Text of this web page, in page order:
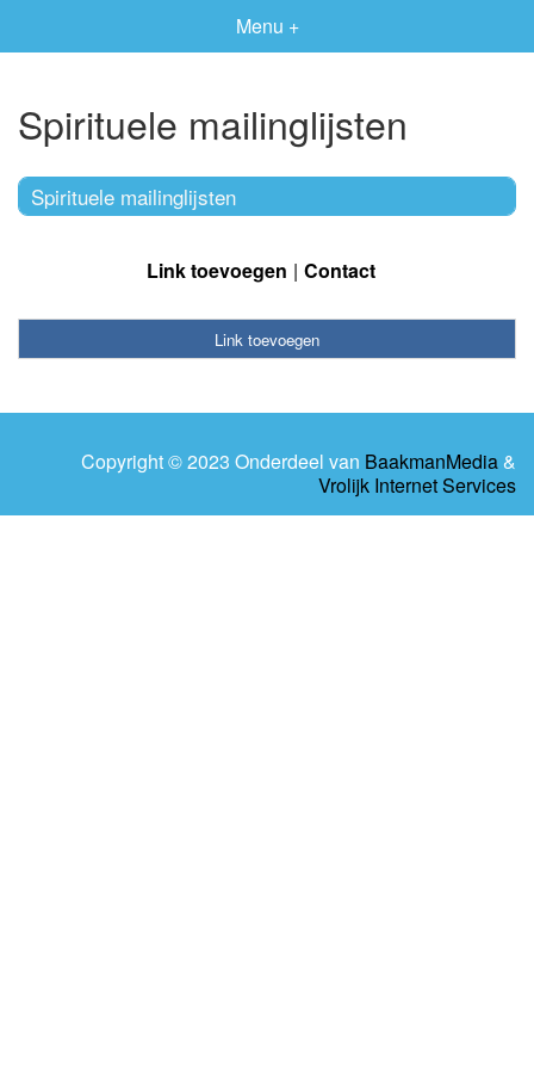
Menu +
Spirituele mailinglijsten
Spirituele mailinglijsten
Link toevoegen Contact
Link toevoegen
Copyright © 2023 Onderdeel van BaakmanMedia &
Vrolijk Internet Services